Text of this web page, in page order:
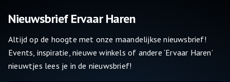
Nieuwsbrief Ervaar Haren
Altijd op de hoogte met onze maandelijkse nieuwsbrief!
Events, inspiratie, nieuwe winkels of andere ‘Ervaar Haren’
nieuwtjes lees je in de nieuwsbrief!